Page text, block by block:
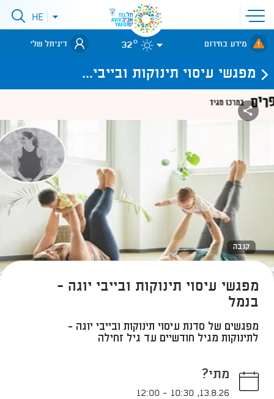
פתיחת
תפריט
אתר
לאתר עיריית
תל-אביב
פתיחתHE
מידע בחירום 32° דיגיתל שלי
מפגשי עיסוי תינוקות ובייבי...
קנבה
מפגשי עיסוי תינוקות ובייבי יוגה -
בנמל
מפגשים של סדנת עיסוי תינוקות ובייבי יוגה -
לתינוקות מגיל חודשיים עד גיל זחילה
מתי?
13.8.26
,
10:30
-
12:00